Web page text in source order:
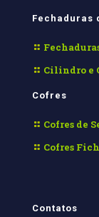
Fechaduras
Cilindro e
Cofres
Cofres de
Cofres
Contatos